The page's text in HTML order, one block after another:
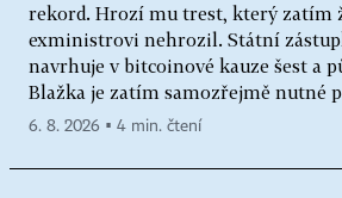
rekord. Hrozí mu trest, který zatím
exministrovi nehrozil. Státní
navrhuje v bitcoinové kauze šest a
Blažka je zatím samozřejmě nutné
6. 8. 2026 ▪ 4 min. čtení